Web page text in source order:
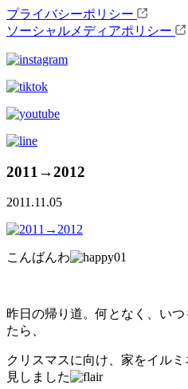
プライバシーポリシー
ソーシャルメディアポリシー
2011→2012
2011.11.05
こんばんわ
昨日の帰り道。何となく、い
たら、
クリスマスに向け、家をイル
見しました